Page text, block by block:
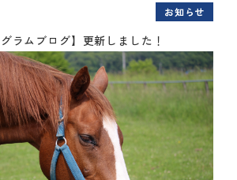
お知らせ
ラムブログ】更新しました！